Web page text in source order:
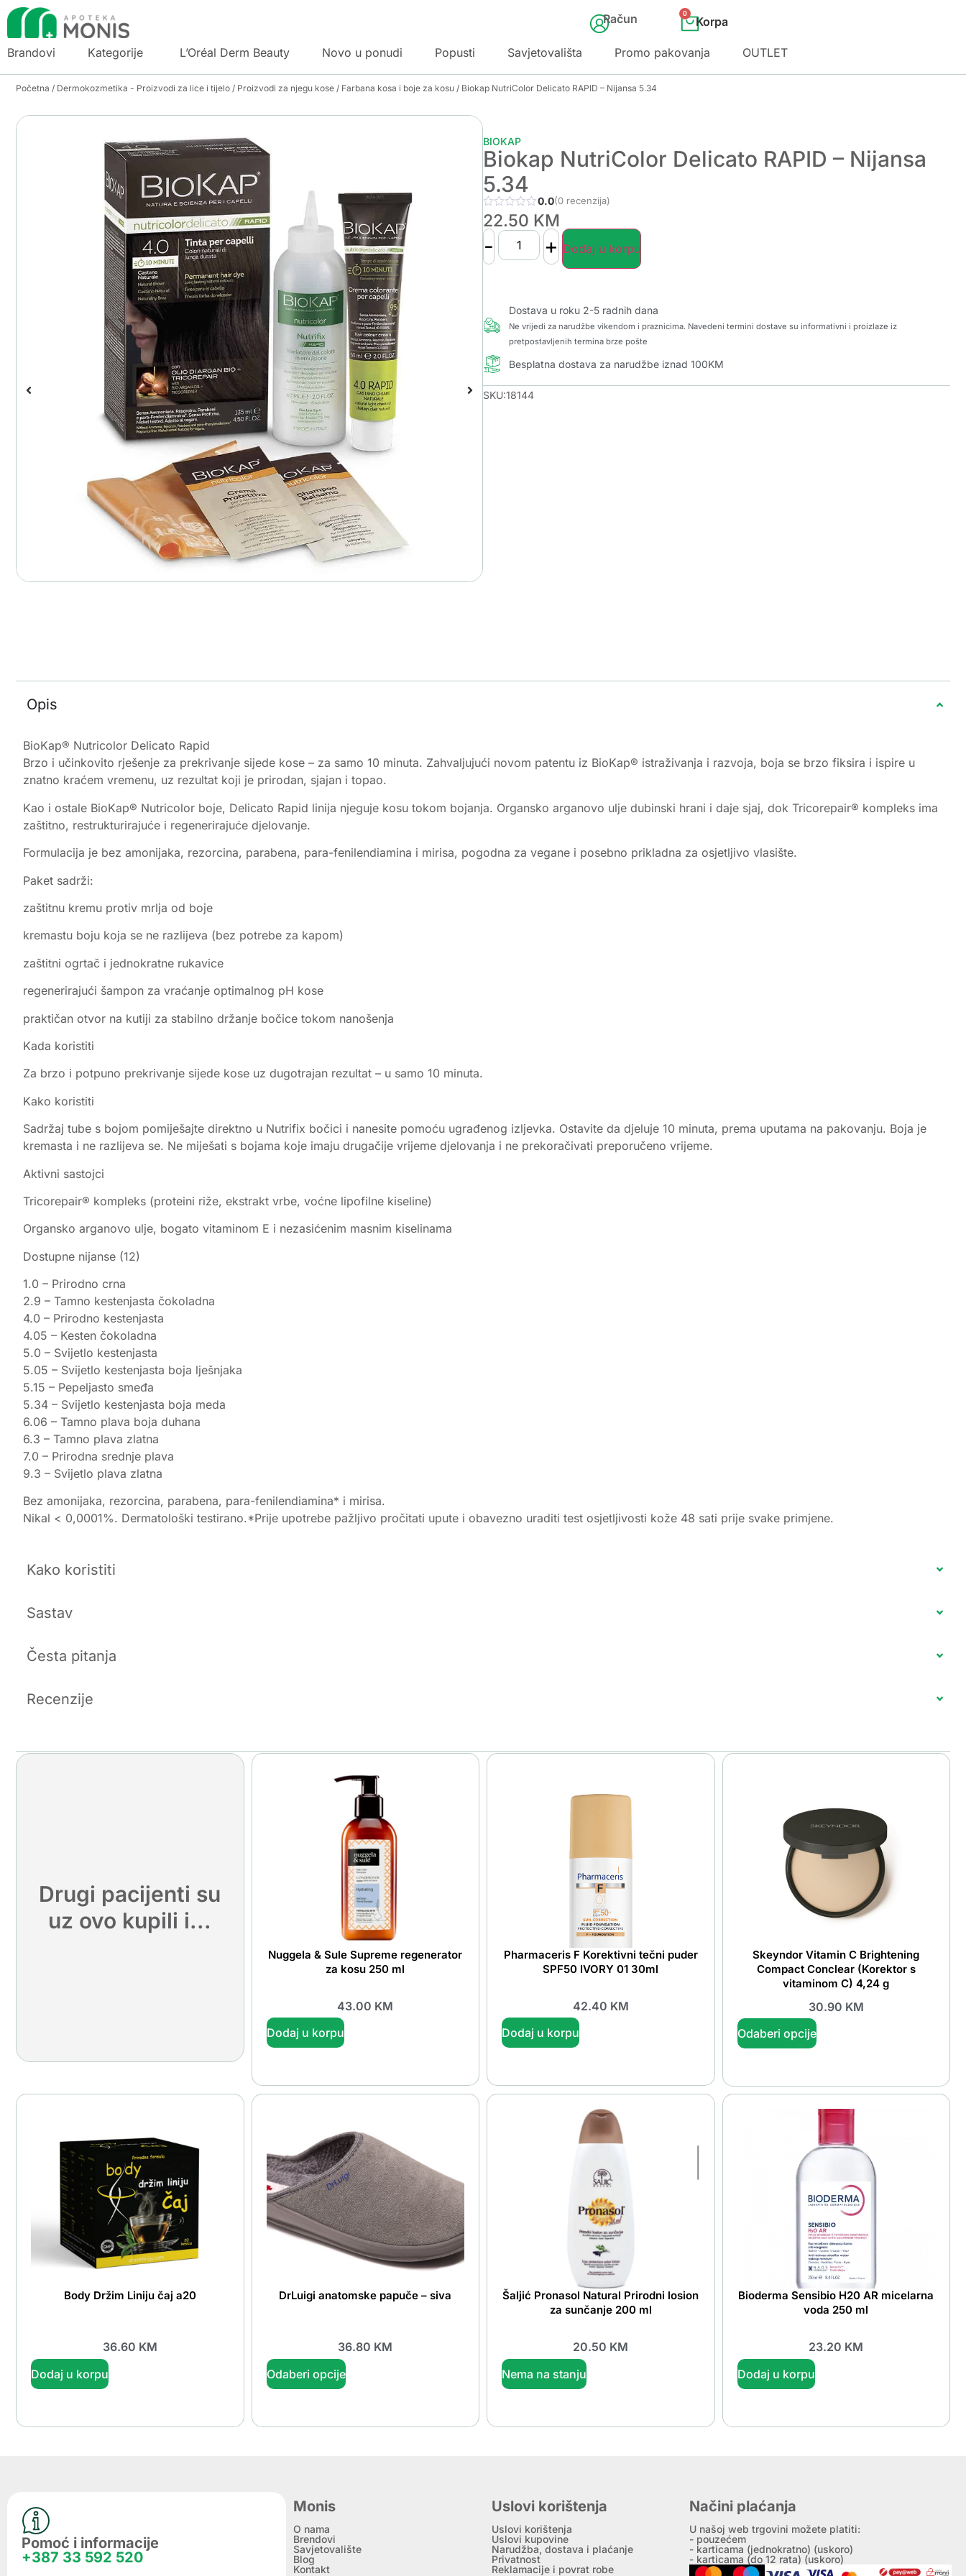
Račun 0
Brandovi Kategorije L’Oréal Derm Beauty Novo u ponudi Popusti Savjetovališta Promo pakovanja OUTLET
Početna / Dermokozmetika - Proizvodi za lice i tijelo / Proizvodi za njegu kose / Farbana kosa i boje za kosu / Biokap NutriColor Delicato RAPID – Nijansa 5.34
BIOKAP
Biokap NutriColor Delicato RAPID – Nijansa
5.34
0.0(0 recenzija)
22.50 KM
- + Dodaj u korpu
Dostava u roku 2-5 radnih dana
Ne vrijedi za narudžbe vikendom i praznicima. Navedeni termini dostave su informativni i proizlaze iz
pretpostavljenih termina brze pošte
Besplatna dostava za narudžbe iznad 100KM
SKU:18144
Opis
BioKap® Nutricolor Delicato Rapid
Brzo i učinkovito rješenje za prekrivanje sijede kose – za samo 10 minuta. Zahvaljujući novom patentu iz BioKap® istraživanja i razvoja, boja se brzo fiksira i ispire u
znatno kraćem vremenu, uz rezultat koji je prirodan, sjajan i topao.
Kao i ostale BioKap® Nutricolor boje, Delicato Rapid linija njeguje kosu tokom bojanja. Organsko arganovo ulje dubinski hrani i daje sjaj, dok Tricorepair® kompleks ima
zaštitno, restrukturirajuće i regenerirajuće djelovanje.
Formulacija je bez amonijaka, rezorcina, parabena, para-fenilendiamina i mirisa, pogodna za vegane i posebno prikladna za osjetljivo vlasište.
Paket sadrži:
zaštitnu kremu protiv mrlja od boje
kremastu boju koja se ne razlijeva (bez potrebe za kapom)
zaštitni ogrtač i jednokratne rukavice
regenerirajući šampon za vraćanje optimalnog pH kose
praktičan otvor na kutiji za stabilno držanje bočice tokom nanošenja
Kada koristiti
Za brzo i potpuno prekrivanje sijede kose uz dugotrajan rezultat – u samo 10 minuta.
Kako koristiti
Sadržaj tube s bojom pomiješajte direktno u Nutrifix bočici i nanesite pomoću ugrađenog izljevka. Ostavite da djeluje 10 minuta, prema uputama na pakovanju. Boja je
kremasta i ne razlijeva se. Ne miješati s bojama koje imaju drugačije vrijeme djelovanja i ne prekoračivati preporučeno vrijeme.
Aktivni sastojci
Tricorepair® kompleks (proteini riže, ekstrakt vrbe, voćne lipofilne kiseline)
Organsko arganovo ulje, bogato vitaminom E i nezasićenim masnim kiselinama
Dostupne nijanse (12)
1.0 – Prirodno crna
2.9 – Tamno kestenjasta čokoladna
4.0 – Prirodno kestenjasta
4.05 – Kesten čokoladna
5.0 – Svijetlo kestenjasta
5.05 – Svijetlo kestenjasta boja lješnjaka
5.15 – Pepeljasto smeđa
5.34 – Svijetlo kestenjasta boja meda
6.06 – Tamno plava boja duhana
6.3 – Tamno plava zlatna
7.0 – Prirodna srednje plava
9.3 – Svijetlo plava zlatna
Bez amonijaka, rezorcina, parabena, para-fenilendiamina* i mirisa.
Nikal < 0,0001%. Dermatološki testirano.*Prije upotrebe pažljivo pročitati upute i obavezno uraditi test osjetljivosti kože 48 sati prije svake primjene.
Kako koristiti
Sastav
Česta pitanja
Recenzije
Drugi pacijenti su
uz ovo kupili i...
Nuggela & Sule Supreme regenerator
za kosu 250 ml
43.00 KM
Dodaj u korpu
Pharmaceris F Korektivni tečni puder
SPF50 IVORY 01 30ml
42.40 KM
Dodaj u korpu
Skeyndor Vitamin C Brightening
Compact Conclear (Korektor s
vitaminom C) 4,24 g
30.90 KM
Odaberi opcije
Body Držim Liniju čaj a20
36.60 KM
Dodaj u korpu
DrLuigi anatomske papuče – siva
36.80 KM
Odaberi opcije
Šaljić Pronasol Natural Prirodni losion
za sunčanje 200 ml
20.50 KM
Nema na stanju
Bioderma Sensibio H20 AR micelarna
voda 250 ml
23.20 KM
Dodaj u korpu
Pomoć i informacije
+387 33 592 520
Monis
O nama
Brendovi
Savjetovalište
Blog
Kontakt
Uslovi korištenja
Uslovi korištenja
Uslovi kupovine
Narudžba, dostava i plaćanje
Privatnost
Reklamacije i povrat robe
Načini plaćanja
U našoj web trgovini možete platiti:
- pouzećem
- karticama (jednokratno) (uskoro)
- karticama (do 12 rata) (uskoro)